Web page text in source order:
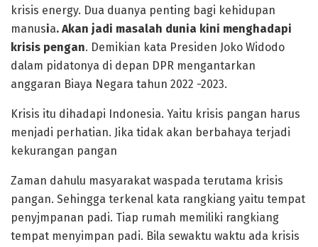
krisis energy. Dua duanya penting bagi kehidupan
manusia. Akan jadi masalah d unia kini menghadapi
krisis pengan. Demikian kata Presiden Joko Widodo
dalam pidatonya di depan DPR mengantarkan
anggaran Biaya Negara tahun 2022 -2023.
Krisis itu dihadapi Indonesia. Yaitu krisis pangan harus
menjadi perhatian. Jika tidak akan berbahaya terjadi
kekurangan pangan
Zaman dahulu masyarakat waspada terutama krisis
pangan. Sehingga terkenal kata rangkiang yaitu tempat
penyjmpanan padi. Tiap rumah memiliki rangkiang
tempat menyimpan padi. Bila sewaktu waktu ada krisis